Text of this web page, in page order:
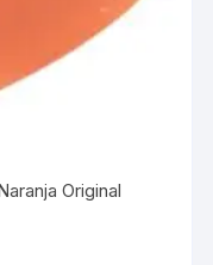
Original